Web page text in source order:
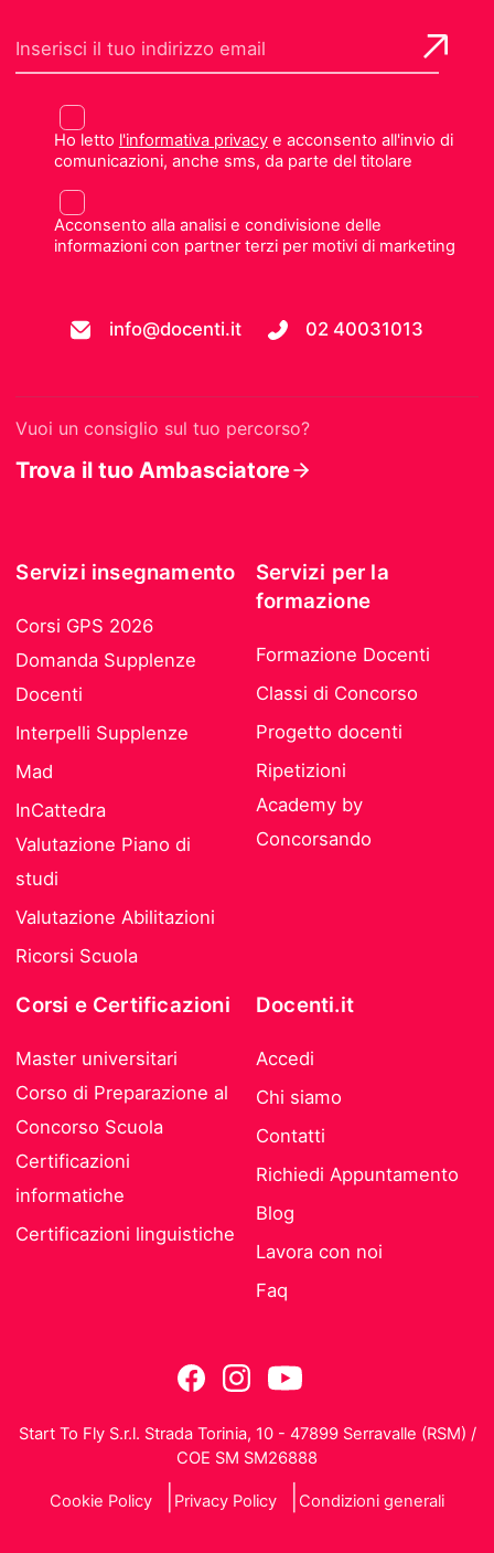
Ho letto l'informativa privacye acconsento all'invio di
comunicazioni, anche sms, da parte del titolare
Acconsento alla analisi e condivisione delle
informazioni con partner terzi per motivi di marketing
info@docenti.it 02 40031013
Vuoi un consiglio sul tuo percorso?
Trova il tuo Ambasciatore
Servizi insegnamento
Corsi GPS 2026
Domanda Supplenze
Docenti
Interpelli Supplenze
Mad
InCattedra
Valutazione Piano di
studi
Valutazione Abilitazioni
Ricorsi Scuola
Servizi per la
formazione
Formazione Docenti
Classi di Concorso
Progetto docenti
Ripetizioni
Academy by
Concorsando
Corsi e Certificazioni
Master universitari
Corso di Preparazione al
Concorso Scuola
Certificazioni
informatiche
Certificazioni linguistiche
Docenti.it
Accedi
Chi siamo
Contatti
Richiedi Appuntamento
Blog
Lavora con noi
Faq
Start To Fly S.r.l. Strada Torinia, 10 - 47899 Serravalle (RSM) /
COE SM SM26888
Cookie Policy Privacy Policy Condizioni generali